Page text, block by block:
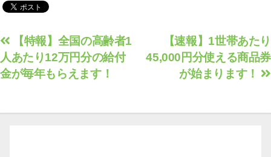
す！
投
稿
ナ
ゲ
【速報】1世帯あたり
45,000円分使える商品券
が始まります！
【特報】全国の高齢者1
人あたり12万円分の給付
金が毎年もらえます！